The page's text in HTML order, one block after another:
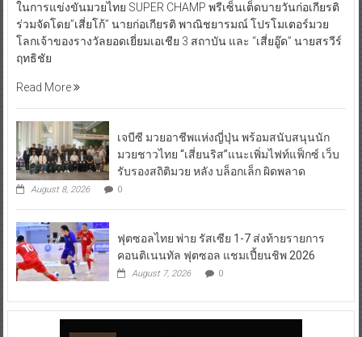
ในการแข่งขันมวยไทย SUPER CHAMP พรีเซ็นเต็ดบายวันก่อเกียรติ
ร่วมจัดโดย”เสี่ยโก้” นายก่อเกียรติ พาณิชยารมณ์ โปรโมเตอร์มวย
โลกเจ้าของรางวัลยอดเยี่ยมเอเชีย 3 สถาบัน และ “เสี่ยอู๊ด” นายสรวีร์
ฤทธิชัย
Read More
เจบีซี มวยอาชีพแห่งญี่ปุ่น พร้อมสนับสนุนนัก
มวยชาวไทย “เสี่ยนริส”แนะเพิ่มไฟท์แฟ็กซ์ เว็บ
รับรองสถิติมวย หลัง บล็อกเล็ก ผิดพลาด
August 8, 2026 0
ฟุตซอลไทย พ่าย รัสเซีย 1-7 ส่งท้ายรายการ
คอนติเนนทัล ฟุตซอล แชมเปี้ยนชิพ 2026
August 7, 2026 0